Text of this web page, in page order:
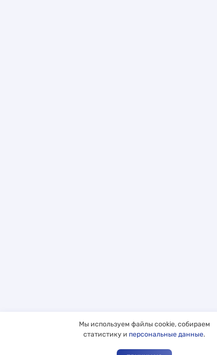
Мы используем файлы cookie, собираем
статистику и персональные данные.